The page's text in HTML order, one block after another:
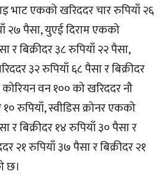
भाट एकको खरिददर चार रुपियाँ २६
२७ पैसा, युएई दिराम एकको
र बिक्रीदर ३८ रुपियाँ २२ पैसा,
३२ रुपियाँ ६८ पैसा र बिक्रीदर
वन १०० को खरिददर नौ
१० रुपियाँ, स्वीडिस क्रोनर एकको
र बिक्रीदर १४ रुपियाँ ३० पैसा र
२१ रुपियाँ ३७ पैसा र बिक्रीदर २१
छ।